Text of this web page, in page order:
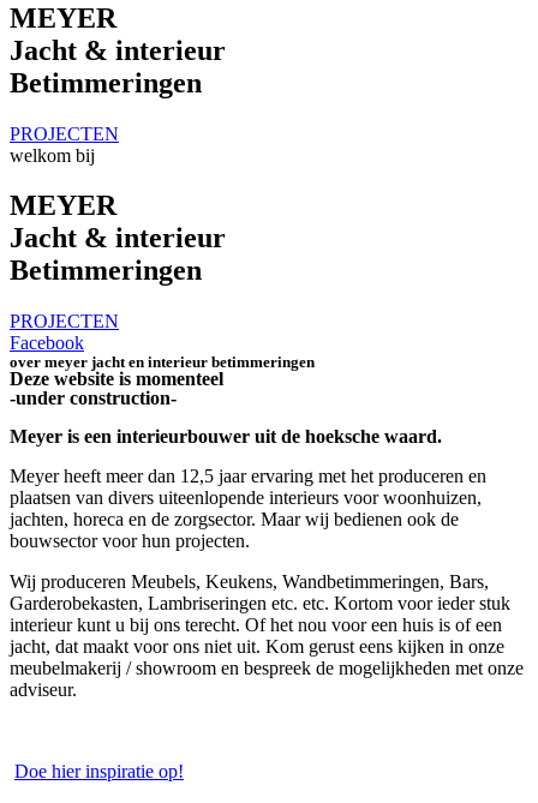
MEYER
Jacht & interieur
Betimmeringen
PROJECTEN
welkom bij
MEYER
Jacht & interieur
Betimmeringen
PROJECTEN
Facebook
over meyer jacht en interieur betimmeringen
Deze website is momenteel
-under construction-
Meyer is een interieurbouwer uit de hoeksche waard.
Meyer heeft meer dan 12,5 jaar ervaring met het produceren en
plaatsen van divers uiteenlopende interieurs voor woonhuizen,
jachten, horeca en de zorgsector. Maar wij bedienen ook de
bouwsector voor hun projecten.
Wij produceren Meubels, Keukens, Wandbetimmeringen, Bars,
Garderobekasten, Lambriseringen etc. etc. Kortom voor ieder stuk
interieur kunt u bij ons terecht. Of het nou voor een huis is of een
jacht, dat maakt voor ons niet uit. Kom gerust eens kijken in onze
meubelmakerij / showroom en bespreek de mogelijkheden met onze
adviseur.
Doe hier inspiratie op!